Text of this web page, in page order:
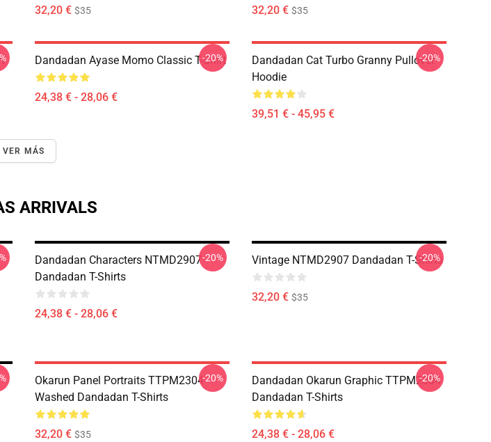
32,20 € $35 32,20 € $35
Dandadan Ayase Momo Classic T-Shirt
24,38 € - 28,06 €
-20%
Dandadan Cat Turbo Granny Pullover
Hoodie
39,51 € - 45,95 €
-20%
VER MÁS
ARRIVALS
Dandadan Characters NTMD2907
Dandadan T-Shirts
24,38 € - 28,06 €
-20% Vintage NTMD2907 Dandadan T-Shirts
32,20 € $35
-20%
Okarun Panel Portraits TTPM2304
Washed Dandadan T-Shirts
32,20 € $35
-20%
Dandadan Okarun Graphic TTPM2304
Dandadan T-Shirts
24,38 € - 28,06 €
-20%